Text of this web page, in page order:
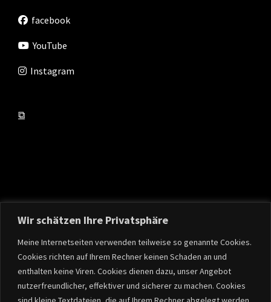
Wir schätzen Ihre Privatsphäre
Meine Internetseiten verwenden teilweise so genannte Cookies.
Cookies richten auf Ihrem Rechner keinen Schaden an und
enthalten keine Viren. Cookies dienen dazu, unser Angebot
nutzerfreundlicher, effektiver und sicherer zu machen. Cookies
facebook
YouTube
Instagram
⧉
Copyright © 2026 Ziggy Horn| Datenschutzerklärung|Zubin
Music ByCatch Themes